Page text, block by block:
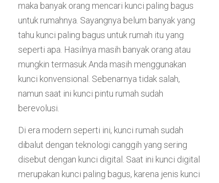
maka banyak orang mencari kunci paling bagus
untuk rumahnya. Sayangnya belum banyak yang
tahu kunci paling bagus untuk rumah itu yang
seperti apa. Hasilnya masih banyak orang atau
mungkin termasuk Anda masih menggunakan
kunci konvensional. Sebenarnya tidak salah,
namun saat ini kunci pintu rumah sudah
berevolusi.
Di era modern seperti ini, kunci rumah sudah
dibalut dengan teknologi canggih yang sering
disebut dengan kunci digital. Saat ini kunci digital
merupakan kunci paling bagus, karena jenis kunci